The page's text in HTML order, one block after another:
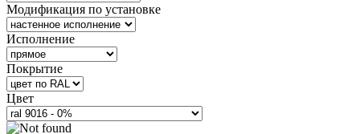
Модификация по установке
Исполнение
Покрытие
Цвет